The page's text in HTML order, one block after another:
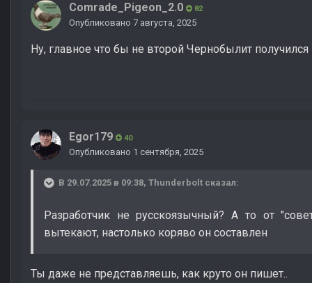
Comrade_Pigeon_2.0 82
Опубликовано 7 августа, 2025
Ну, главное что бы не второй Чернобылит получился
Egor179 40
Опубликовано 1 сентября, 2025
В 29.07.2025 в 09:38, Thunderbolt сказал:
Разработчик не русскоязычный? А то от
вытекают, настолько коряво он составлен
Ты даже не представляешь, как круто он пишет..